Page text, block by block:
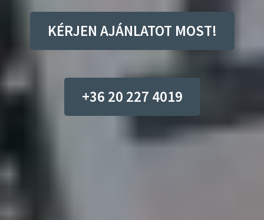
KÉRJEN AJÁNLATOT MOST!
+36 20 227 4019